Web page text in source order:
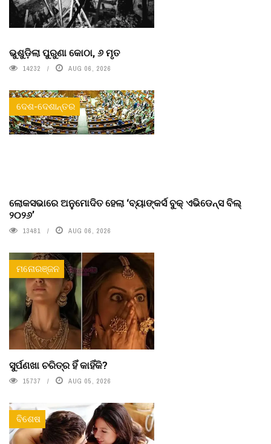
ଭୁଶୁଡ଼ିଲା ପୁରୁଣା କୋଠା, ୬ ମୃତ
14232 AUG 06, 2026
ଦେଶ-ଦେଶାନ୍ତର
ଲୋକସଭାରେ ଅନୁମୋଦିତ ହେଲା ‘ବ୍ୟାଙ୍କର୍ସ ବୁକ୍ ଏଭିଡେନ୍ସ ବିଲ୍
୨୦୨୬’
13481 AUG 06, 2026
ମନୋରଞ୍ଜନ
ସୁର୍ପଣଖା ଚରିତ୍ର ହିଁ କାହିଁକି?
15737 AUG 05, 2026
ବିଶେଷ